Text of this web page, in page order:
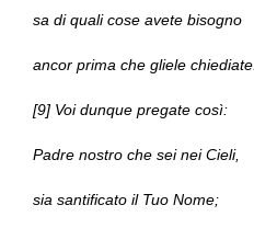
sa di quali cose avete bisogno
ancor prima che gliele chiediate.
[9] Voi dunque pregate così:
Padre nostro che sei nei Cieli,
sia santificato il Tuo Nome;